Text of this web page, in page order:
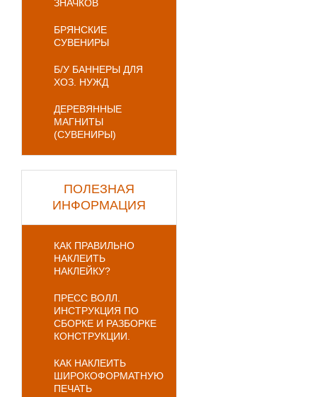
ЗНАЧКОВ
БРЯНСКИЕ
СУВЕНИРЫ
Б/У БАННЕРЫ ДЛЯ
ХОЗ. НУЖД
ДЕРЕВЯННЫЕ
МАГНИТЫ
(СУВЕНИРЫ)
ПОЛЕЗНАЯ
ИНФОРМАЦИЯ
КАК ПРАВИЛЬНО
НАКЛЕИТЬ
НАКЛЕЙКУ?
ПРЕСС ВОЛЛ.
ИНСТРУКЦИЯ ПО
СБОРКЕ И РАЗБОРКЕ
КОНСТРУКЦИИ.
КАК НАКЛЕИТЬ
ШИРОКОФОРМАТНУЮ
ПЕЧАТЬ